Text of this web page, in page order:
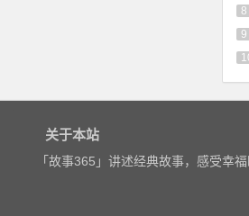
8
9
关于本站
「故事365」讲述经典故事，感受幸